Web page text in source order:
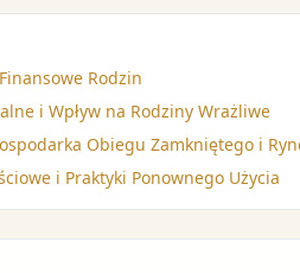
Rodzin
i Wpływ na Rodziny Wrażliwe
Obiegu Zamkniętego i
i Praktyki Ponownego Użycia